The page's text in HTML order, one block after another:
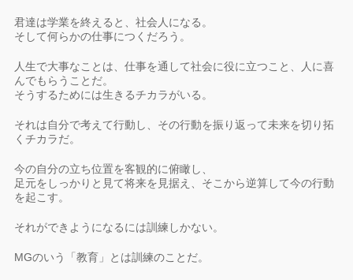
君達は学業を終えると、社会人になる。
そして何らかの仕事につくだろう。
人生で大事なことは、仕事を通して社会に役に立つこと、人に喜
んでもらうことだ。
そうするためには生きるチカラがいる。
それは自分で考えて行動し、その行動を振り返って未来を切り拓
くチカラだ。
今の自分の立ち位置を客観的に俯瞰し、
足元をしっかりと見て将来を見据え、そこから逆算して今の行動
を起こす。
それができようになるには訓練しかない。
MGのいう「教育」とは訓練のことだ。